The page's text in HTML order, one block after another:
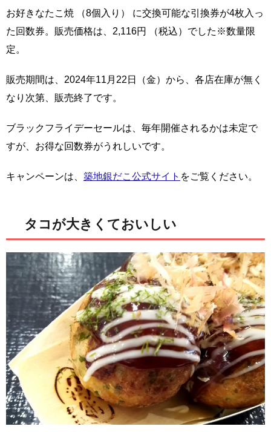
お好きなたこ焼 （8個入り） に交換可能な引換券が4枚入っ
た回数券。販売価格は、2,116円 （税込）でした※数量限
定。
販売期間は、2024年11月22日（金）から、各店在庫が無く
なり次第、販売終了です。
ブラックフライデーセールは、毎年開催されるかは未定で
すが、お得な回数券がうれしいです。
キャンペーンは、 築地銀だこ公式サイト をご覧ください。
タコが大きくておいしい